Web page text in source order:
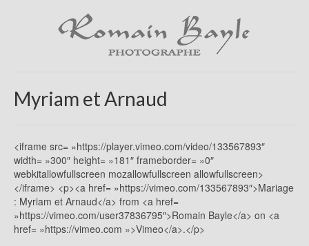
Myriam et Arnaud
<iframe src= »https://player.vimeo.com/video/133567893″
width= »300″ height= »181″ frameborder= »0″
webkitallowfullscreen mozallowfullscreen allowfullscreen>
</iframe> <p><a href= »https://vimeo.com/133567893″>Mariage
: Myriam et Arnaud</a> from <a href=
»https://vimeo.com/user37836795″>Romain Bayle</a> on <a
href= »https://vimeo.com »>Vimeo</a>.</p>